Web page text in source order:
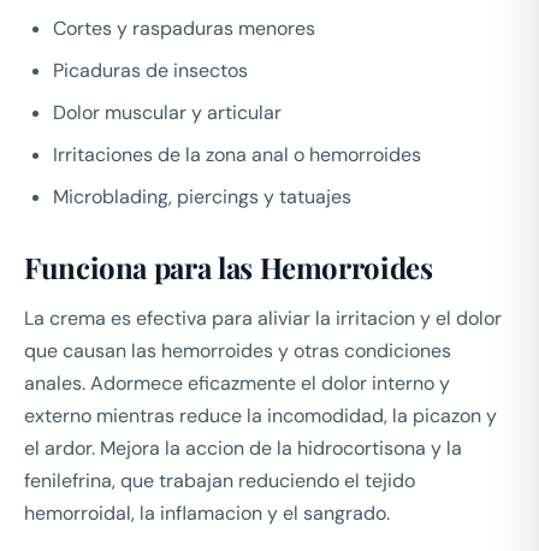
Cortes y raspaduras menores
Picaduras de insectos
Dolor muscular y articular
Irritaciones de la zona anal o hemorroides
Microblading, piercings y tatuajes
Funciona para las Hemorroides
La crema es efectiva para aliviar la irritacion y el dolor
que causan las hemorroides y otras condiciones
anales. Adormece eficazmente el dolor interno y
externo mientras reduce la incomodidad, la picazon y
el ardor. Mejora la accion de la hidrocortisona y la
fenilefrina, que trabajan reduciendo el tejido
hemorroidal, la inflamacion y el sangrado.